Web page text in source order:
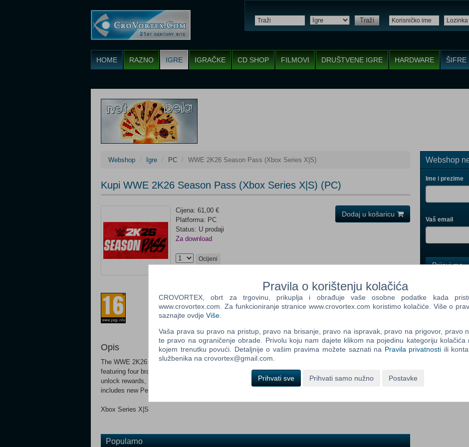
Traži
HOME RAZNO IGRE IGRAČKE CD SHOP FILMOVI DRUŠTVENE IGRE HARDWARE ŠIFRE
Webshop Igre PC WWE 2K26 Season Pass (Xbox Series X|S)
Kupi WWE 2K26 Season Pass (Xbox Series X|S) (PC)
Cijena: 61,00 €
Platforma: PC
Status: U prodaji
Za download
Ocijeni
Opis
The WWE 2K26 Season Pass brings new content through 6 brand new Ringside Premium Passes, each
featuring four brand-new playable Superstars, themed rewards, and limited-time challenges. Level up,
unlock rewards, expand your roster, and progress at your own pace. Each Ringside Premium Pass also
includes new Personas, MyFACTION contents, and more.
Xbox Series X|S
Dodaj u košaricu
Popularno
Webshop
Ime i prezime
Vaš email
Field
Two
Prijavi me
Pravila o korištenju kolačića
CROVORTEX, obrt za trgovinu, prikuplja i obrađuje vaše osobne podatke kada
www.crovortex.com. Za funkcioniranje stranice www.crovortex.com koristimo kolačiće. Više o
saznajte ovdje Više
Vaša prava su pravo na pristup, pravo na brisanje, pravo na ispravak, pravo na prigovor, pravo
te pravo na ograničenje obrade. Privolu koju nam dajete klikom na pojedinu kategoriju kolačića
kojem trenutku povući. Detaljnije o vašim pravima možete saznati na Pravila privatnosti ili
službenika na crovortex@gmail.com.
Prihvati sve Prihvati samo nužno Postavke